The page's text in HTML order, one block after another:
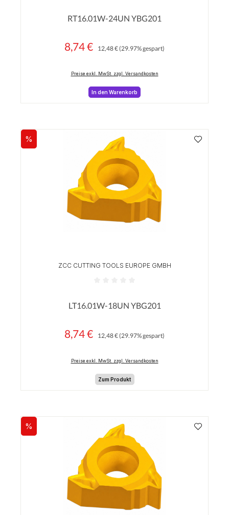
RT16.01W-24UN YBG201
Verkaufspreis:
8,74 € 12,48 €(29.97% gespart)
Preise exkl. MwSt. zzgl. Versandkosten
In den Warenkorb
Rabatt
%
ZCC CUTTING TOOLS EUROPE GMBH
LT16.01W-18UN YBG201
Verkaufspreis:
8,74 € 12,48 €(29.97% gespart)
Preise exkl. MwSt. zzgl. Versandkosten
Zum Produkt
Rabatt
%